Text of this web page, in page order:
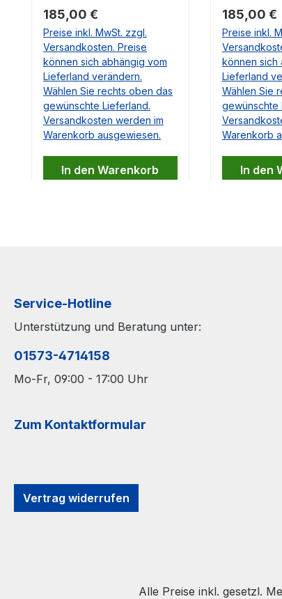
sehr gerne.
Regulärer Preis:
185,00 €
Preise inkl. MwSt. zzgl.
Versandkosten. Preise
können sich abhängig vom
Lieferland verändern.
Wählen Sie rechts oben das
gewünschte Lieferland.
Versandkosten werden im
Warenkorb ausgewiesen.
In den Warenkorb
sehr gerne.
Regulärer
185,00 €
Preise inkl.
können sich
Lieferland
Wählen Sie
gewünschte
Warenkorb
In den
Service-Hotline
Unterstützung und Beratung unter:
01573-4714158
Mo-Fr, 09:00 - 17:00 Uhr
Zum Kontaktformular
Vertrag widerrufen
Alle Preise inkl. gesetzl.